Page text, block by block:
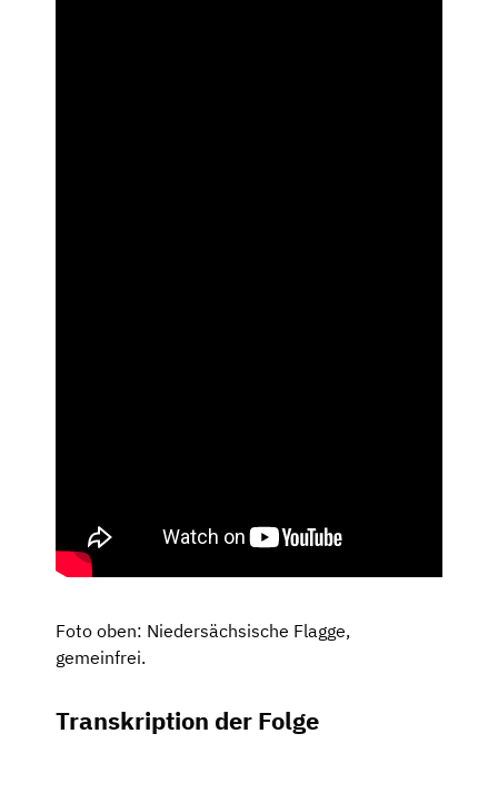
Foto oben: Niedersächsische Flagge,
gemeinfrei.
Transkription der Folge